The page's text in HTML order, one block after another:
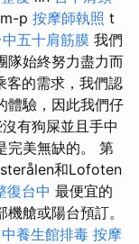
p 按摩師執照 t
中五十肩筋膜 我們
隊始終努力盡力而
客的需求，我們認
體驗，因此我們仔
有狗屎並且手中
完美無缺的。 第
和Lofoten
復台中 最便宜的
艙或陽台預訂。
養生館排毒 按摩